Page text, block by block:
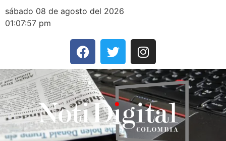
sábado 08 de agosto del 2026
01:07:57 pm